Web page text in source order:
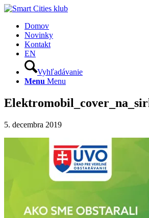
Domov
Novinky
Kontakt
EN
Vyhľadávanie
Menu Menu
5. decembra 2019